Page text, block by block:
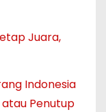
Juara,
Indonesia
atau Penutup